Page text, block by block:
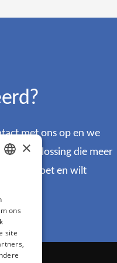
met ons op en we
een oplossing die meer
wat u doet en wilt
×
ons
site